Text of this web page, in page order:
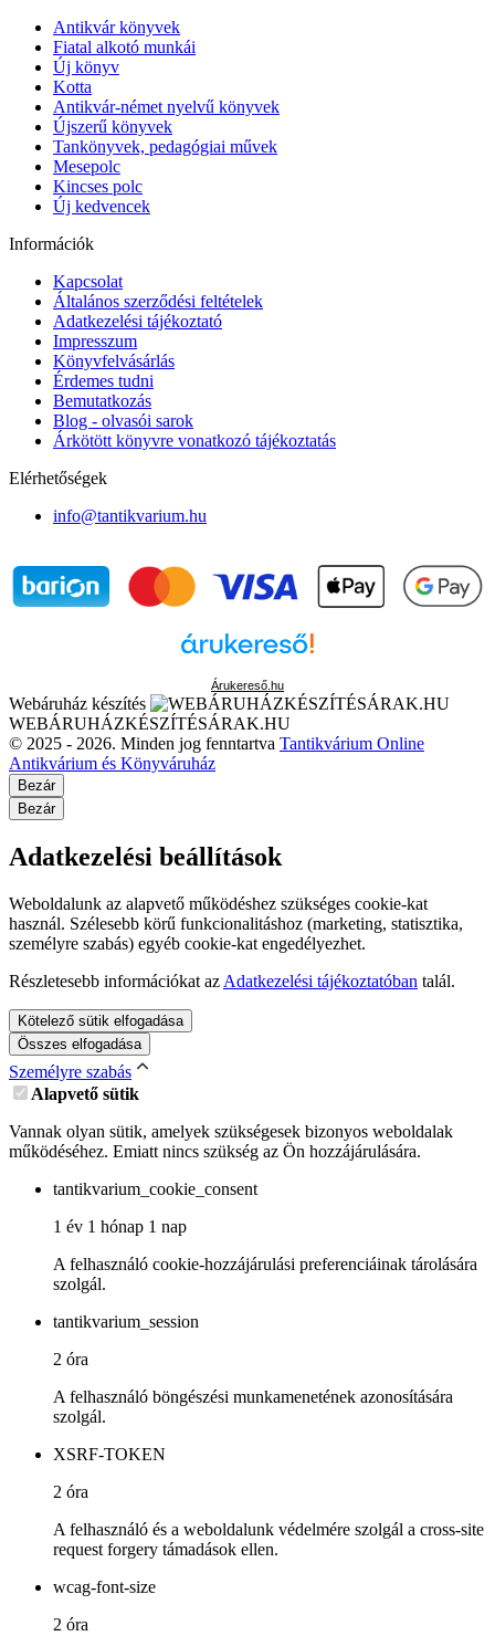
Antikvár könyvek
Fiatal alkotó munkái
Új könyv
Kotta
Antikvár-német nyelvű könyvek
Újszerű könyvek
Tankönyvek, pedagógiai művek
Mesepolc
Kincses polc
Új kedvencek
Információk
Kapcsolat
Általános szerződési feltételek
Adatkezelési tájékoztató
Impresszum
Könyvfelvásárlás
Érdemes tudni
Bemutatkozás
Blog - olvasói sarok
Árkötött könyvre vonatkozó tájékoztatás
Elérhetőségek
info@tantikvarium.hu
Árukereső.hu
Webáruház készítés
WEBÁRUHÁZKÉSZÍTÉSÁRAK.HU
© 2025 - 2026. Minden jog fenntartva Tantikvárium Online
Antikvárium és Könyváruház
Bezár
Bezár
Adatkezelési beállítások
Weboldalunk az alapvető működéshez szükséges cookie-kat
használ. Szélesebb körű funkcionalitáshoz (marketing, statisztika,
személyre szabás) egyéb cookie-kat engedélyezhet.
Részletesebb információkat az Adatkezelési tájékoztatóban talál.
Kötelező sütik elfogadása
Összes elfogadása
Személyre szabás
Alapvető sütik
Vannak olyan sütik, amelyek szükségesek bizonyos weboldalak
működéséhez. Emiatt nincs szükség az Ön hozzájárulására.
tantikvarium_cookie_consent
1 év 1 hónap 1 nap
A felhasználó cookie-hozzájárulási preferenciáinak tárolására
szolgál.
tantikvarium_session
2 óra
A felhasználó böngészési munkamenetének azonosítására
szolgál.
XSRF-TOKEN
2 óra
A felhasználó és a weboldalunk védelmére szolgál a cross-site
request forgery támadások ellen.
wcag-font-size
2 óra